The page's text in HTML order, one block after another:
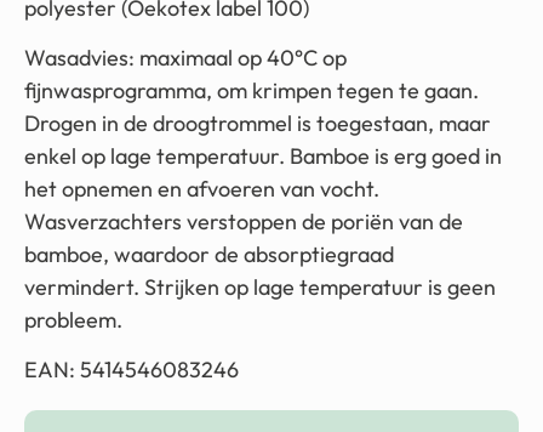
polyester (Oekotex label 100)
Wasadvies: maximaal op 40°C op
fijnwasprogramma, om krimpen tegen te gaan.
Drogen in de droogtrommel is toegestaan, maar
enkel op lage temperatuur. Bamboe is erg goed in
het opnemen en afvoeren van vocht.
Wasverzachters verstoppen de poriën van de
bamboe, waardoor de absorptiegraad
vermindert. Strijken op lage temperatuur is geen
probleem.
EAN: 5414546083246